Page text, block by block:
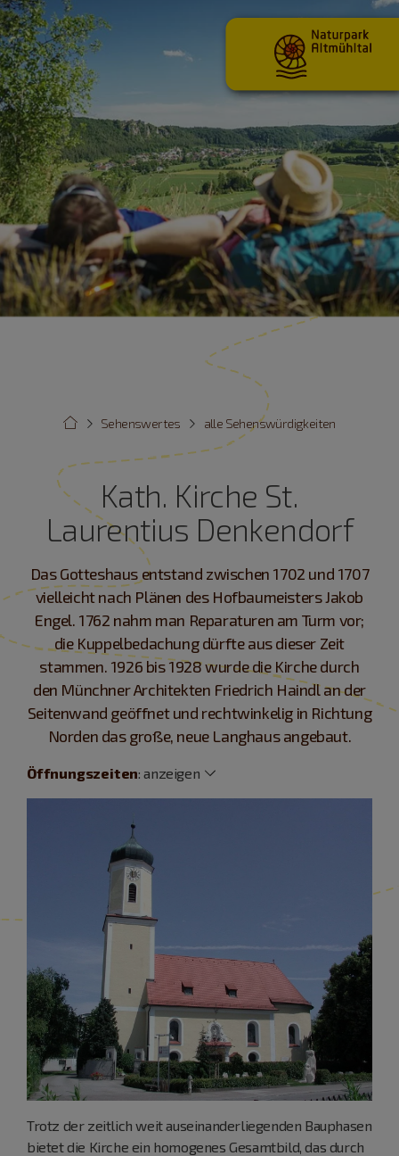
alle Sehenswürdigkeiten
Sehenswertes
Kath. Kirche St.
Laurentius Denkendorf
Das Gotteshaus entstand zwischen 1702 und 1707
vielleicht nach Plänen des Hofbaumeisters Jakob
Engel. 1762 nahm man Reparaturen am Turm vor;
die Kuppelbedachung dürfte aus dieser Zeit
stammen. 1926 bis 1928 wurde die Kirche durch
den Münchner Architekten Friedrich Haindl an der
Seitenwand geöffnet und rechtwinkelig in Richtung
Norden das große, neue Langhaus angebaut.
Öffnungszeiten:anzeigen
Trotz der zeitlich weit auseinanderliegenden Bauphasen
bietet die Kirche ein homogenes Gesamtbild, das durch